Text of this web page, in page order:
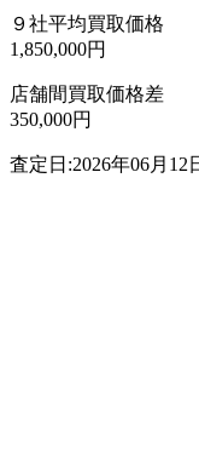
９社平均買取価格
1,850,000円
店舗間買取価格差
350,000円
査定日:2026年06月12